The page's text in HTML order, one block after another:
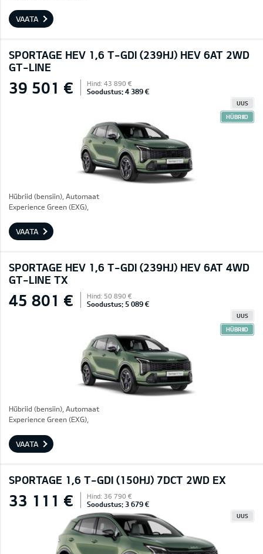
VAATA
SPORTAGE HEV 1,6 T-GDI (239HJ) HEV 6AT 2WD
GT-LINE
39 501 € Hind: 43 890 €
Soodustus: 4 389 €
UUS
HÜBRIID
Hübriid (bensiin), Automaat
Experience Green (EXG),
VAATA
SPORTAGE HEV 1,6 T-GDI (239HJ) HEV 6AT 4WD
GT-LINE TX
45 801 € Hind: 50 890 €
Soodustus: 5 089 €
UUS
HÜBRIID
Hübriid (bensiin), Automaat
Experience Green (EXG),
VAATA
SPORTAGE 1,6 T-GDI (150HJ) 7DCT 2WD EX
33 111 € Hind: 36 790 €
Soodustus: 3 679 €
UUS